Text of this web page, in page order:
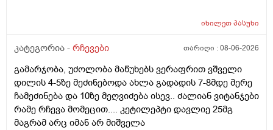
არა.მაშონ ანაფილაქსია ხომ არ მექმება?
ცუდათ ვხდებინშოშოსგან მარტო მაშინებს ეს
ონტელექტოც ანაფილაქსიას ახსენებს სულ დამამე
როზა
იხილეთპასუხი
კატეგორია - რჩევები თარიღი :08-06-2026
გამარჯობა, უძოლობა მაწუხებს ვერაფრით ვშველი
დილის 4-5ზე მეძინებოდა ახლა გადადის 7-8მდე მერე
ჩამეძინება და 10ზე მეღვიძება ისევ.. ძალიან ვიტანჯები
რამე რჩევა მომეცით.... კეტილეპტი დავლიე 25მგ
მაგრამ არც იმან არ მიშველა